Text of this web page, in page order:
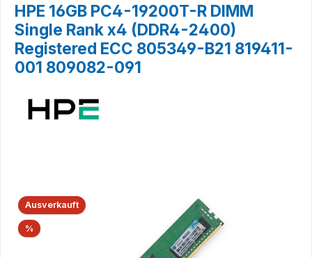
HPE 16GB PC4-19200T-R DIMM
Single Rank x4 (DDR4-2400)
Registered ECC 805349-B21 819411-
001 809082-091
Bildergalerie überspringen
Ausverkauft
% Rabatt